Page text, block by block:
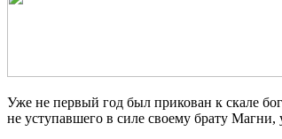
Уже не первый год был прикован к скале
не уступавшего в силе своему брату